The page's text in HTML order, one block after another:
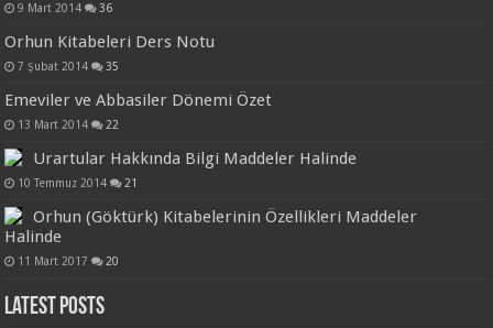
9 Mart 2014 36
Orhun Kitabeleri Ders Notu
7 Şubat 2014 35
Emeviler ve Abbasiler Dönemi Özet
13 Mart 2014 22
Urartular Hakkında Bilgi Maddeler Halinde
10 Temmuz 2014 21
Orhun (Göktürk) Kitabelerinin Özellikleri Maddeler
Halinde
11 Mart 2017 20
Latest Posts